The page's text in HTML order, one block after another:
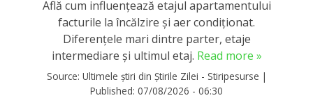
Află cum influențează etajul apartamentului
facturile la încălzire și aer condiționat.
Diferențele mari dintre parter, etaje
intermediare și ultimul etaj. Read more »
Source: Ultimele știri din Știrile Zilei - Stiripesurse |
Published: 07/08/2026 - 06:30